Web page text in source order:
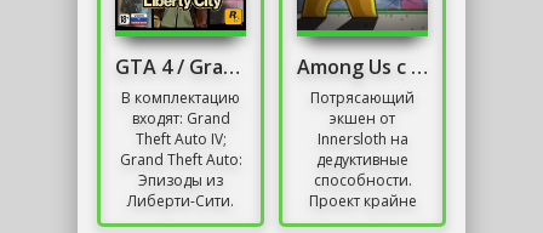
GTA 4 / Grand Theft Auto IV - Complete Edition
В комплектацию
входят: Grand
Theft Auto IV;
Grand Theft Auto:
Эпизоды из
Либерти-Сити.
Новая часть
Among Us с читами
Потрясающий
экшен от
Innersloth на
дедуктивные
способности.
Проект крайне
популярный в